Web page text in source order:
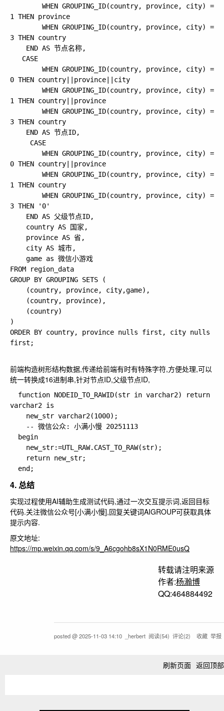
1 THEN province
3 THEN country
0 THEN country||province||city
1 THEN country||province
3 THEN country
0 THEN country||province
1 THEN country
3 THEN '0'
FROM region_data
GROUP BY GROUPING SETS (
)
ORDER BY country, province nulls first, city nulls
first;
前端构造树形结构数据,传递给前端有时有特殊字符,方便处理,可以
统一转换成16进制串,针对节点ID,父级节点ID,
varchar2 is
4. 总结
实现过程使用AI辅助生成测试代码,通过一次交互提示词,返回目标
代码.关注微信公众号[小满小慢],回复关键词AIGROUP可获取具体
提示内容.
原文地址:
https://mp.weixin.qq.com/s/9_A6cgohb8sX1N0RME0usQ
转载请注明来源
作者:杨瀚博
QQ:464884492
posted @2025-11-03 14:10 _herbert 阅读(54) 评论(2) 收藏 举报
刷新页面 返回顶部